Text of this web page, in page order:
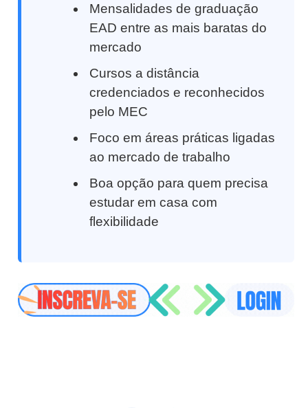
Mensalidades de graduação
EAD entre as mais baratas do
mercado
Cursos a distância
credenciados e reconhecidos
pelo MEC
Foco em áreas práticas ligadas
ao mercado de trabalho
Boa opção para quem precisa
estudar em casa com
flexibilidade